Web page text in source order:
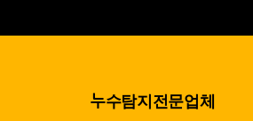
누수탐지전문업체